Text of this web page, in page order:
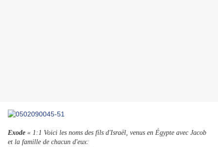
Exode « 1:1 Voici les noms des fils d'Israël, venus en Égypte avec Jacob
et la famille de chacun d'eux: